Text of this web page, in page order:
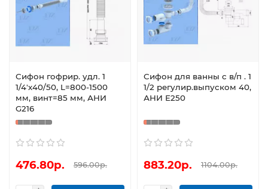
Сифон гофрир. удл. 1
1/4'х40/50, L=800-1500
мм, винт=85 мм, АНИ
G216
476.80р. 596.00р.
Сифон для ванны с в/п . 1
1/2 регулир.выпуском 40,
АНИ Е250
883.20р. 1104.00р.